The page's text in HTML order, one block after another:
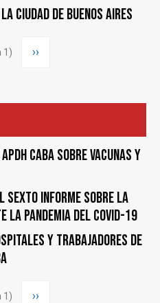
Ciudad de Buenos Aires
1)
Siguiente
››
CABA sobre vacunas y
sexto informe sobre la
pandemia del COVID-19
y Trabajadores de
1)
Siguiente
››